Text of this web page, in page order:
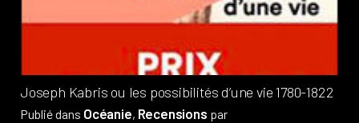
Joseph Kabris ou les possibilités d’une vie 1780-1822
Publié dans Océanie, Recensions par